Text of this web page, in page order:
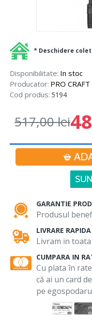
Disponibilitate: In stoc
Producator: PRO
Cod produs: 5194
517,00 lei
* Deschidere
GARANTIE
Produsul
LIVRARE RAPIDA
Livram in
CUMPARA IN
Cu plata în
că ai un card
pe